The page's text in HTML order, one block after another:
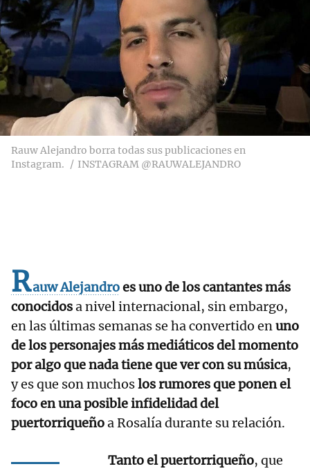
Rauw Alejandro borra todas sus publicaciones en
Instagram.
INSTAGRAM @RAUWALEJANDRO
Rauw Alejandroes uno de los cantantes más
conocidosa nivel internacional, sin embargo,
en las últimas semanas se ha convertido enuno
de los personajes más mediáticos del momento
por algo que nada tiene que ver con su música,
y es que son muchoslos rumores que ponen el
foco en una posible infidelidad del
puertorriqueñoa Rosalía durante su relación.
Tanto el puertorriqueño, que